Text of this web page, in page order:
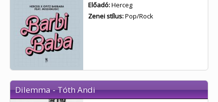
Előadó:Herceg
Zenei stílus:Pop/Rock
Dilemma - Tóth Andi